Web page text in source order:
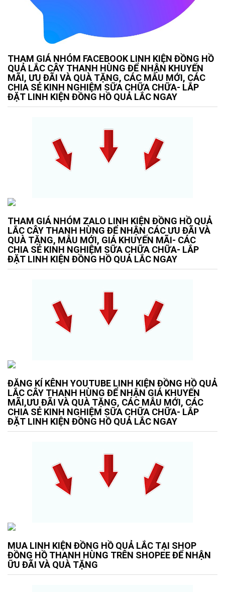
THAM GIÁ NHÓM FACEBOOK LINH KIỆN ĐỒNG HỒ
QUẢ LẮC CÂY THANH HÙNG ĐỂ NHẬN KHUYẾN
MÃI, ƯU ĐÃI VÀ QUÀ TẶNG, CÁC MẪU MỚI, CÁC
CHIA SẺ KINH NGHIỆM SỮA CHỮA CHỮA- LẮP
ĐẶT LINH KIỆN ĐỒNG HỒ QUẢ LẮC NGAY
THAM GIÁ NHÓM ZALO LINH KIỆN ĐỒNG HỒ QUẢ
LẮC CÂY THANH HÙNG ĐỂ NHẬN CÁC ƯU ĐÃI VÀ
QUÀ TẶNG, MẪU MỚI, GIÁ KHUYẾN MÃI- CÁC
CHIA SẺ KINH NGHIỆM SỮA CHỮA CHỮA- LẮP
ĐẶT LINH KIỆN ĐỒNG HỒ QUẢ LẮC NGAY
ĐĂNG KÍ KÊNH YOUTUBE LINH KIỆN ĐỒNG HỒ QUẢ
LẮC CÂY THANH HÙNG ĐỂ NHẬN GIÁ KHUYẾN
MÃI,ƯU ĐÃI VÀ QUÀ TẶNG, CÁC MẪU MỚI, CÁC
CHIA SẺ KINH NGHIỆM SỮA CHỮA CHỮA- LẮP
ĐẶT LINH KIỆN ĐỒNG HỒ QUẢ LẮC NGAY
MUA LINH KIỆN ĐỒNG HỒ QUẢ LẮC TẠI SHOP
ĐỒNG HỒ THANH HÙNG TRÊN SHOPEE ĐỂ NHẬN
ỮU ĐÃI VÀ QUÀ TẶNG